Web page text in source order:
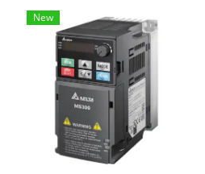
งานปั้มขนาดเล็ก งานพัดลม
สายพาน และงานสร้างเองเล็กๆ
New